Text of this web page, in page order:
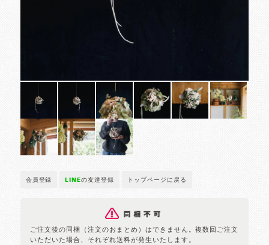
会員登録 LINEの友達登録 トップページに戻る
ご注文後の同梱（注文のおまとめ）はできません。複数回ご注文
いただいた場合、それぞれ送料が発生いたします。